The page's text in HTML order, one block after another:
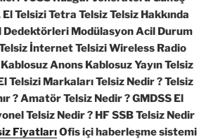
Telsizi Tetra Telsiz Telsiz Hakkında
Dedektörleri Modülasyon Acil Durum
Telsiz İnternet Telsizi Wireless Radio
Anons Kablosuz Yayın Telsiz
Telsizi Markaları Telsiz Nedir ? Telsiz
? Amatör Telsiz Nedir ? GMDSS El
Telsiz Nedir ? HF SSB Telsiz Nedir
FiyatlarıOfis içi haberleşme sistemi